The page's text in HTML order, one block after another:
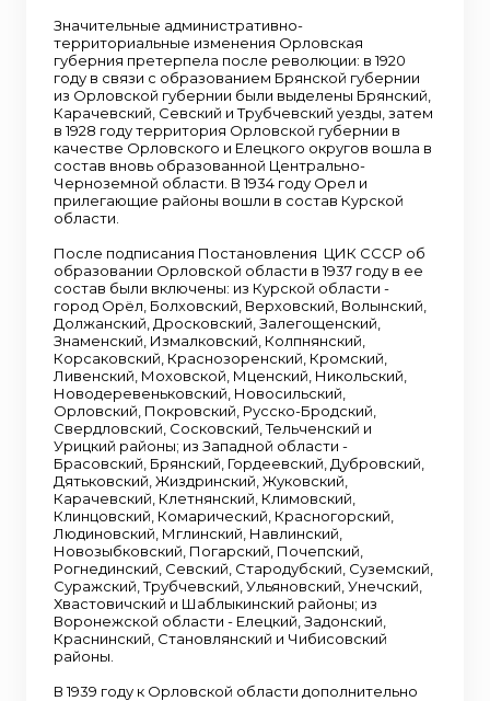
Значительные административно-
территориальные изменения Орловская
губерния претерпела после революции: в 1920
году в связи с образованием Брянской губернии
из Орловской губернии были выделены Брянский,
Карачевский, Севский и Трубчевский уезды, затем
в 1928 году территория Орловской губернии в
качестве Орловского и Елецкого округов вошла в
состав вновь образованной Центрально-
Черноземной области. В 1934 году Орел и
прилегающие районы вошли в состав Курской
области.
После подписания Постановления ЦИК СССР об
образовании Орловской области в 1937 году в ее
состав были включены: из Курской области -
город Орёл, Болховский, Верховский, Волынский,
Должанский, Дросковский, Залегощенский,
Знаменский, Измалковский, Колпнянский,
Корсаковский, Краснозоренский, Кромский,
Ливенский, Моховской, Мценский, Никольский,
Новодеревеньковский, Новосильский,
Орловский, Покровский, Русско-Бродский,
Свердловский, Сосковский, Тельченский и
Урицкий районы; из Западной области -
Брасовский, Брянский, Гордеевский, Дубровский,
Дятьковский, Жиздринский, Жуковский,
Карачевский, Клетнянский, Климовский,
Клинцовский, Комарический, Красногорский,
Людиновский, Мглинский, Навлинский,
Новозыбковский, Погарский, Почепский,
Рогнединский, Севский, Стародубский, Суземский,
Суражский, Трубчевский, Ульяновский, Унечский,
Хвастовичский и Шаблыкинский районы; из
Воронежской области - Елецкий, Задонский,
Краснинский, Становлянский и Чибисовский
районы.
В 1939 году к Орловской области дополнительно